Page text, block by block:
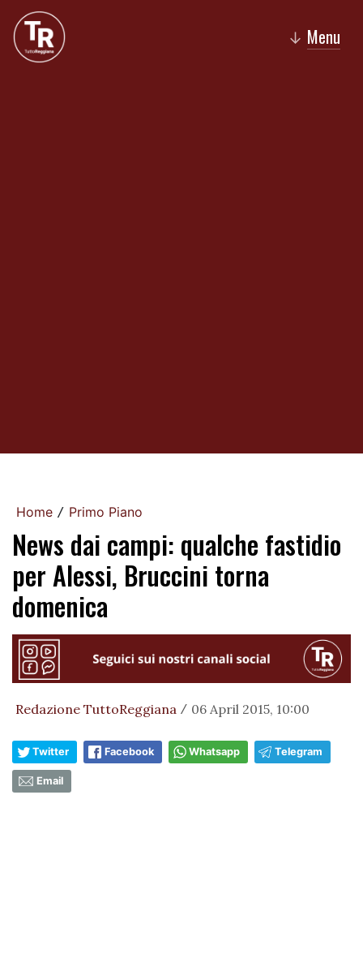
↓ Menu
Home / Primo Piano
News dai campi: qualche fastidio
per Alessi, Bruccini torna
domenica
Redazione TuttoReggiana / 06 April 2015, 10:00
Twitter Facebook Whatsapp Telegram
Email